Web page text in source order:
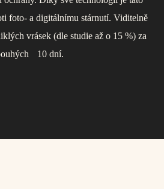
foto- a digitálnímu stárnutí. Viditelně
vrásek (dle studie až o 15 %) za
10 dní.
vrstvy kůže, zabraňuje jejímu
a elastičtější. Již po prvním použití se
a hedvábné pokožky.